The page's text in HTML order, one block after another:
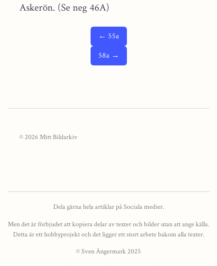
Askerön. (Se neg 46A)
← 55a
58a →
© 2026 Mitt Bildarkiv
Dela gärna hela artiklar på Sociala medier.
Men det är förbjudet att kopiera delar av texter och bilder utan att ange källa.
Detta är ett hobbyprojekt och det ligger ett stort arbete bakom alla texter.
© Sven Ängermark 2025